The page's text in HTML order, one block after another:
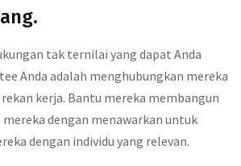
tak ternilai yang dapat Anda
Anda adalah menghubungkan mereka
kerja. Bantu mereka membangun
dengan menawarkan untuk
dengan individu yang relevan.